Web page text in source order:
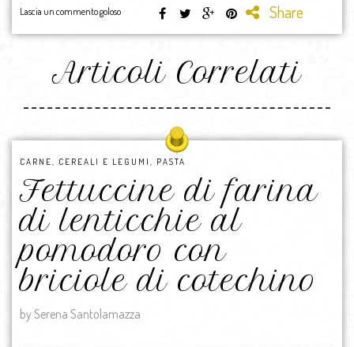
Lascia un commento goloso Share
Articoli Correlati
CARNE CEREALI E LEGUMI PASTA
Fettuccine di farina
di lenticchie al
pomodoro con
briciole di cotechino
by Serena Santolamazza